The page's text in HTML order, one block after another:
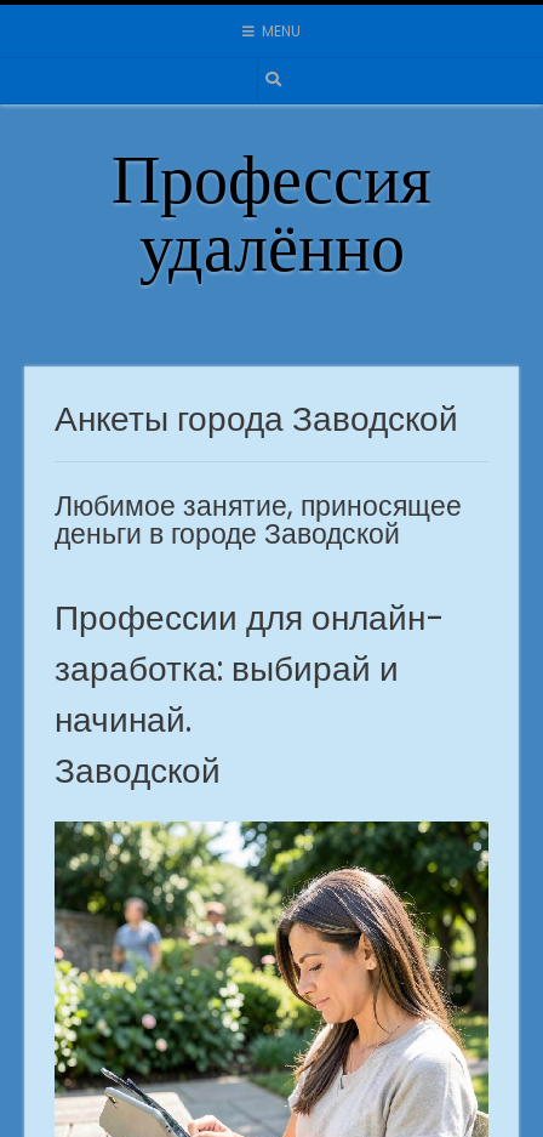
Skip
MENU
Профессия
удалённо
Анкеты города Заводской
Любимое занятие, приносящее
деньги в городе Заводской
Профессии для онлайн-
заработка: выбирай и
начинай.
Заводской